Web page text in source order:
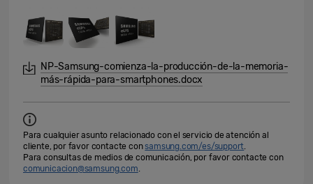
NP-Samsung-comienza-la-producción-de-la-memoria-
más-rápida-para-smartphones.docx
Para cualquier asunto relacionado con el servicio de atención al
cliente, por favor contacte consamsung.com/es/support.
Para consultas de medios de comunicación, por favor contacte con
comunicacion@samsung.com.